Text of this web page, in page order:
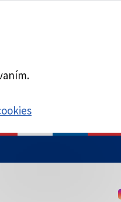
Táto stránka je